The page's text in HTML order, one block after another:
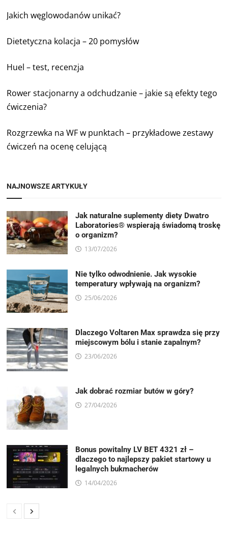
Jakich węglowodanów unikać?
Dietetyczna kolacja – 20 pomysłów
Huel – test, recenzja
Rower stacjonarny a odchudzanie – jakie są efekty tego
ćwiczenia?
Rozgrzewka na WF w punktach – przykładowe zestawy
ćwiczeń na ocenę celującą
NAJNOWSZE ARTYKUŁY
Jak naturalne suplementy diety Dwatro
Laboratories® wspierają świadomą troskę
o organizm?
13/07/2026
Nie tylko odwodnienie. Jak wysokie
temperatury wpływają na organizm?
25/06/2026
Dlaczego Voltaren Max sprawdza się przy
miejscowym bólu i stanie zapalnym?
23/06/2026
Jak dobrać rozmiar butów w góry?
27/04/2026
Bonus powitalny LV BET 4321 zł –
dlaczego to najlepszy pakiet startowy u
legalnych bukmacherów
14/04/2026